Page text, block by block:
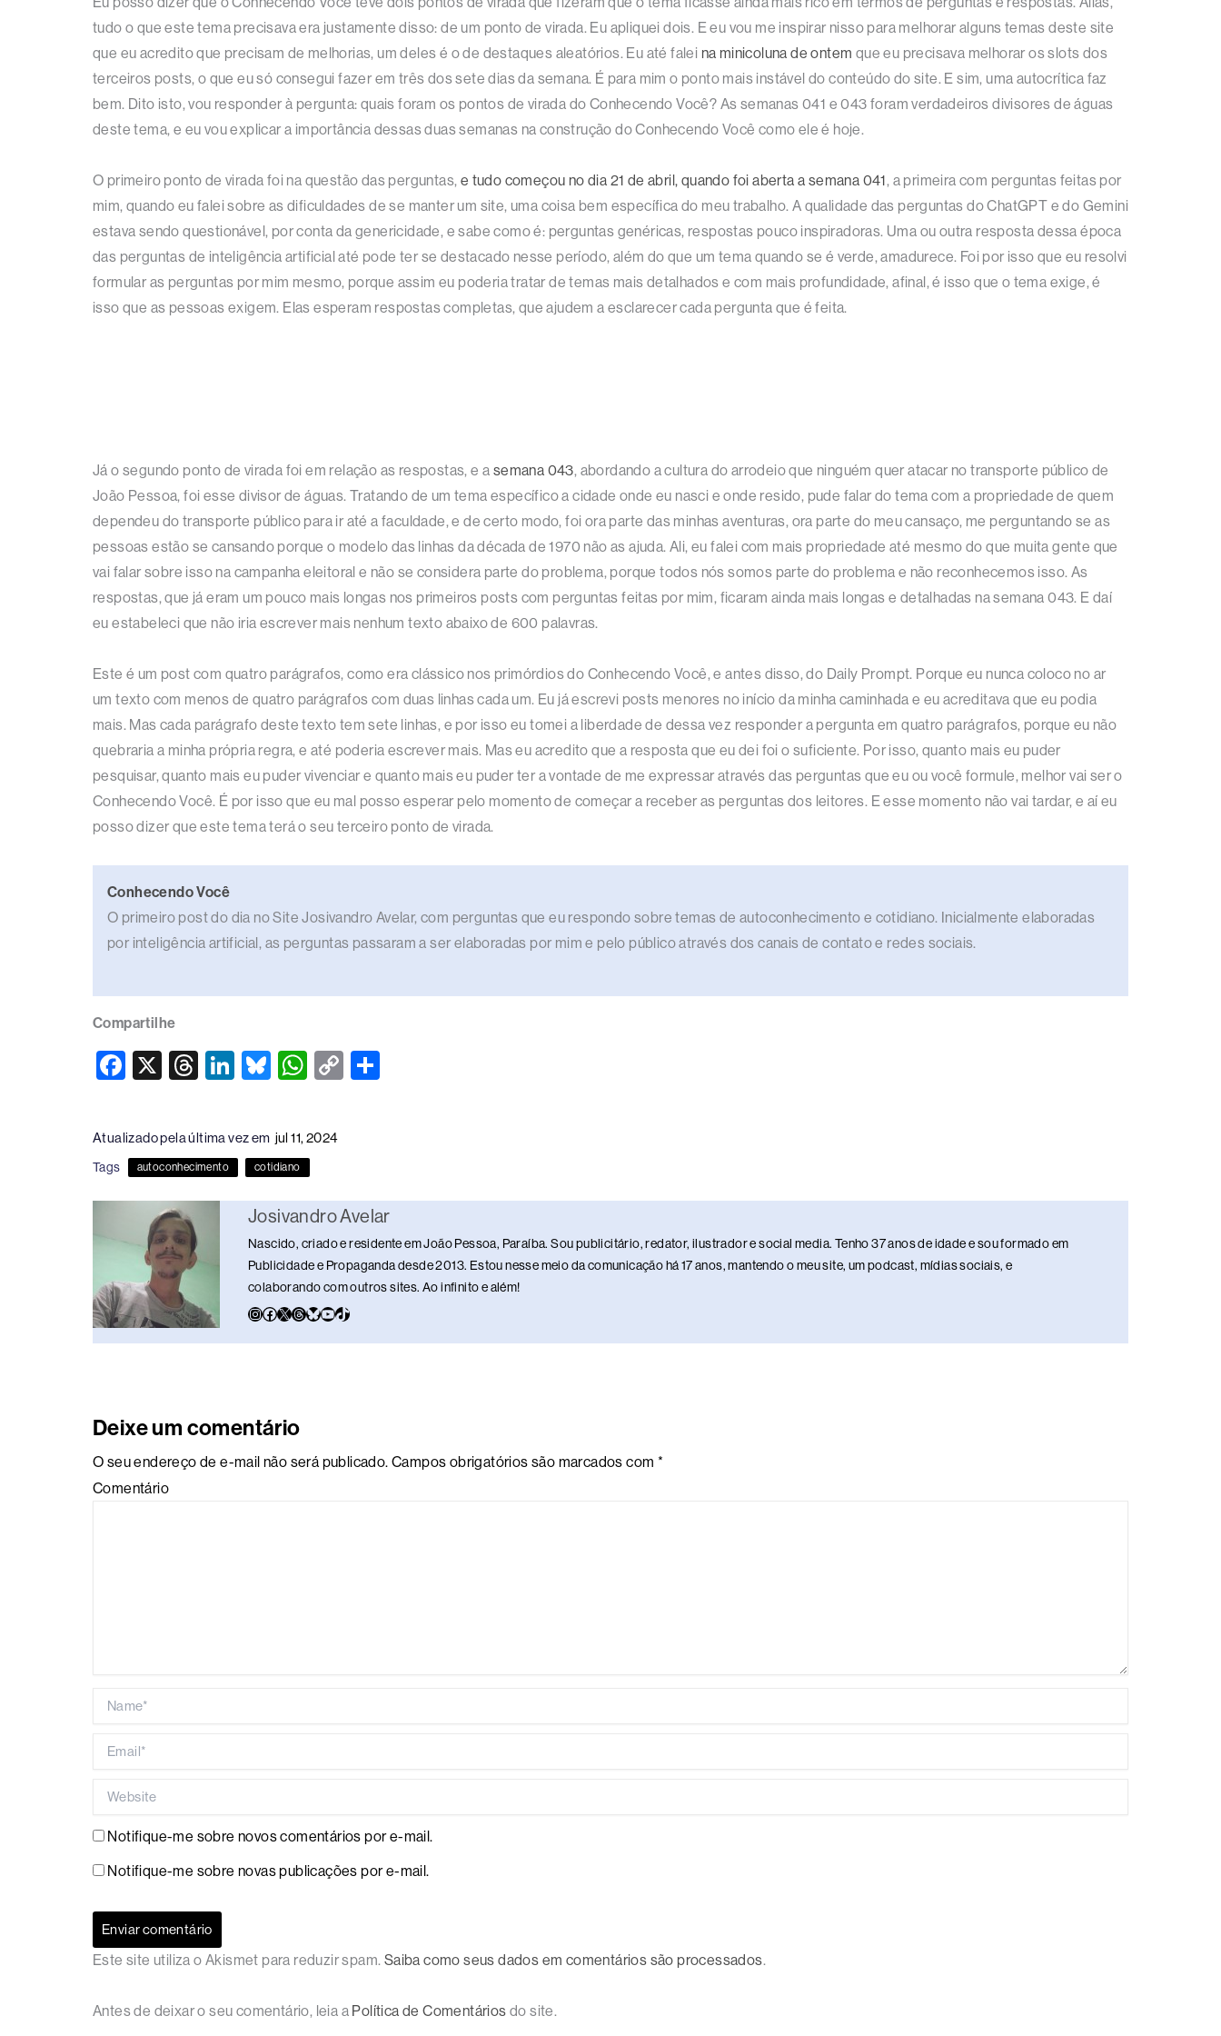
tudo o que este tema precisava era justamente disso: de um ponto de virada. Eu apliquei dois. E eu vou me inspirar nisso para melhorar alguns temas deste site
que eu acredito que precisam de melhorias, um deles é o de destaques aleatórios. Eu até falei na minicoluna de ontem que eu precisava melhorar os slots dos
terceiros posts, o que eu só consegui fazer em três dos sete dias da semana. É para mim o ponto mais instável do conteúdo do site. E sim, uma autocrítica faz
bem. Dito isto, vou responder à pergunta: quais foram os pontos de virada do Conhecendo Você? As semanas 041 e 043 foram verdadeiros divisores de águas
deste tema, e eu vou explicar a importância dessas duas semanas na construção do Conhecendo Você como ele é hoje.
O primeiro ponto de virada foi na questão das perguntas, e tudo começou no dia 21 de abril, quando foi aberta a semana 041, a primeira com perguntas feitas por
mim, quando eu falei sobre as dificuldades de se manter um site, uma coisa bem específica do meu trabalho. A qualidade das perguntas do ChatGPT e do Gemini
estava sendo questionável, por conta da genericidade, e sabe como é: perguntas genéricas, respostas pouco inspiradoras. Uma ou outra resposta dessa época
das perguntas de inteligência artificial até pode ter se destacado nesse período, além do que um tema quando se é verde, amadurece. Foi por isso que eu resolvi
formular as perguntas por mim mesmo, porque assim eu poderia tratar de temas mais detalhados e com mais profundidade, afinal, é isso que o tema exige, é
isso que as pessoas exigem. Elas esperam respostas completas, que ajudem a esclarecer cada pergunta que é feita.
Já o segundo ponto de virada foi em relação as respostas, e a semana 043, abordando a cultura do arrodeio que ninguém quer atacar no transporte público de
João Pessoa, foi esse divisor de águas. Tratando de um tema específico a cidade onde eu nasci e onde resido, pude falar do tema com a propriedade de quem
dependeu do transporte público para ir até a faculdade, e de certo modo, foi ora parte das minhas aventuras, ora parte do meu cansaço, me perguntando se as
pessoas estão se cansando porque o modelo das linhas da década de 1970 não as ajuda. Ali, eu falei com mais propriedade até mesmo do que muita gente que
vai falar sobre isso na campanha eleitoral e não se considera parte do problema, porque todos nós somos parte do problema e não reconhecemos isso. As
respostas, que já eram um pouco mais longas nos primeiros posts com perguntas feitas por mim, ficaram ainda mais longas e detalhadas na semana 043. E daí
eu estabeleci que não iria escrever mais nenhum texto abaixo de 600 palavras.
Este é um post com quatro parágrafos, como era clássico nos primórdios do Conhecendo Você, e antes disso, do Daily Prompt. Porque eu nunca coloco no ar
um texto com menos de quatro parágrafos com duas linhas cada um. Eu já escrevi posts menores no início da minha caminhada e eu acreditava que eu podia
mais. Mas cada parágrafo deste texto tem sete linhas, e por isso eu tomei a liberdade de dessa vez responder a pergunta em quatro parágrafos, porque eu não
quebraria a minha própria regra, e até poderia escrever mais. Mas eu acredito que a resposta que eu dei foi o suficiente. Por isso, quanto mais eu puder
pesquisar, quanto mais eu puder vivenciar e quanto mais eu puder ter a vontade de me expressar através das perguntas que eu ou você formule, melhor vai ser o
Conhecendo Você. É por isso que eu mal posso esperar pelo momento de começar a receber as perguntas dos leitores. E esse momento não vai tardar, e aí eu
posso dizer que este tema terá o seu terceiro ponto de virada.
Conhecendo Você
O primeiro post do dia no Site Josivandro Avelar, com perguntas que eu respondo sobre temas de autoconhecimento e cotidiano. Inicialmente elaboradas
por inteligência artificial, as perguntas passaram a ser elaboradas por mim e pelo público através dos canais de contato e redes sociais.
Compartilhe
F
e
b
o
o
X
T
a
d
s
Li
e
dI
n
Bl
sk
y
W
s
A
p
p
C
n
k
Atualizado pela última vez em jul 11, 2024
Tags autoconhecimento cotidiano
Josivandro Avelar
Nascido, criado e residente em João Pessoa, Paraíba. Sou publicitário, redator, ilustrador e social media. Tenho 37 anos de idade e sou formado em
Publicidade e Propaganda desde 2013. Estou nesse meio da comunicação há 17 anos, mantendo o meu site, um podcast, mídias sociais, e
colaborando com outros sites. Ao infinito e além!
Deixe um comentário
O seu endereço de e-mail não será publicado. Campos obrigatórios são marcados com *
Comentário
Notifique-me sobre novos comentários por e-mail.
Notifique-me sobre novas publicações por e-mail.
Este site utiliza o Akismet para reduzir spam. Saiba como seus dados em comentários são processados.
Antes de deixar o seu comentário, leia a Política de Comentários do site.